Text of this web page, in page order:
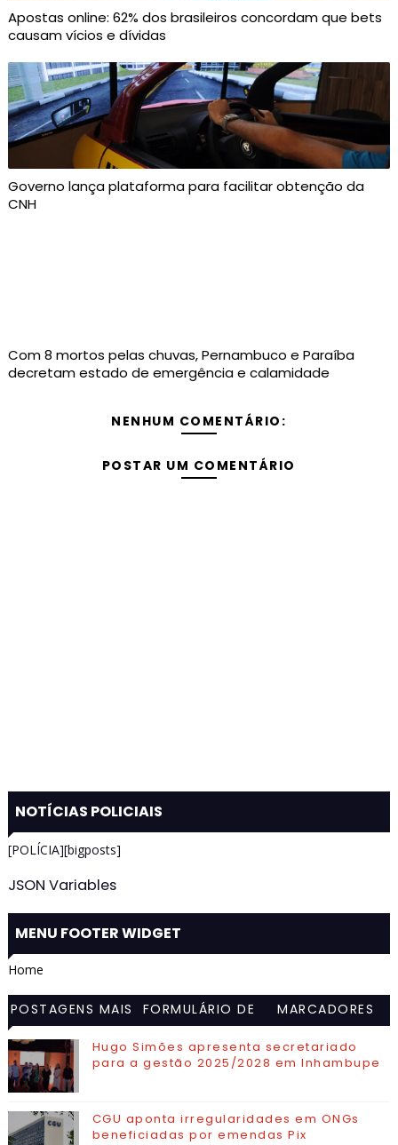
Apostas online: 62% dos brasileiros concordam que bets
causam vícios e dívidas
Governo lança plataforma para facilitar obtenção da
CNH
Com 8 mortos pelas chuvas, Pernambuco e Paraíba
decretam estado de emergência e calamidade
NENHUM COMENTÁRIO:
POSTAR UM COMENTÁRIO
NOTÍCIAS POLICIAIS
[POLÍCIA][bigposts]
JSON Variables
MENU FOOTER WIDGET
Home
POSTAGENS MAIS
VISITADAS
FORMULÁRIO DE
MARCADORES
Hugo Simões apresenta secretariado
para a gestão 2025/2028 em Inhambupe
CGU aponta irregularidades em ONGs
beneficiadas por emendas Pix